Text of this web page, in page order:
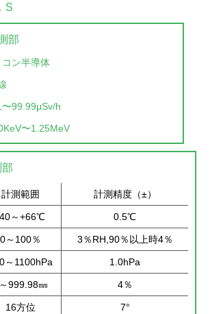
S
部
ン半導体
99.99μSv/h
〜1.25MeV
部
計測範囲 計測精度（±）
～+66℃ 0.5℃
0～100％ 3％RH,90％以上時4％
～1100hPa 1.0hPa
999.98㎜ 4％
16方位 7°